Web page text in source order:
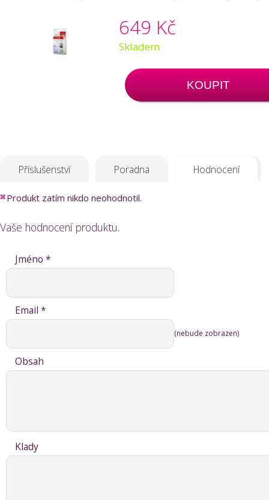
649 Kč
Skladem
KOUPIT
Příslušenství Poradna Hodnocení
Produkt zatím nikdo neohodnotil.
Vaše hodnocení produktu.
Jméno *
Email *
(nebude zobrazen)
Obsah
Klady